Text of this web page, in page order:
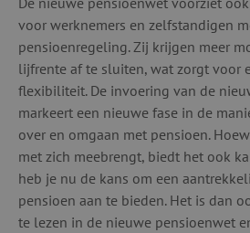
voor werknemers en zelfstandigen
pensioenregeling. Zij krijgen meer
lijfrente af te sluiten, wat zorgt voor
flexibiliteit. De invoering van de
markeert een nieuwe fase in de
over en omgaan met pensioen.
met zich meebrengt, biedt het ook
heb je nu de kans om een
pensioen aan te bieden. Het is dan
te lezen in de nieuwe pensioenwet